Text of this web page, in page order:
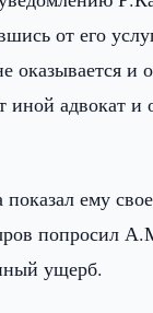
от его
оказывается и
адвокат
ему
попросил
ущерб.